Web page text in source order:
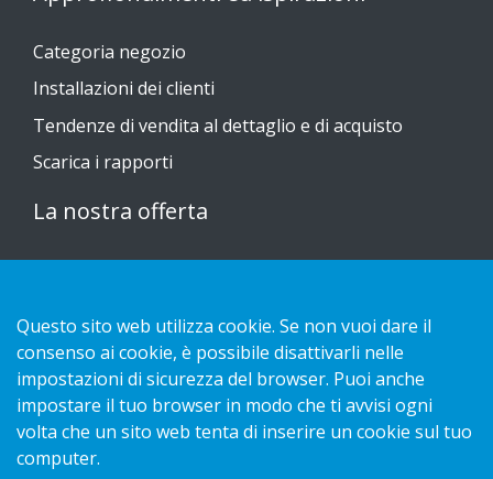
Categoria negozio
Installazioni dei clienti
Tendenze di vendita al dettaglio e di acquisto
Scarica i rapporti
La nostra offerta
Contatto
Informativa sulla privacy
Cookies
Questo sito web utilizza cookie. Se non vuoi dare il
consenso ai cookie, è possibile disattivarli nelle
impostazioni di sicurezza del browser. Puoi anche
impostare il tuo browser in modo che ti avvisi ogni
volta che un sito web tenta di inserire un cookie sul tuo
computer.